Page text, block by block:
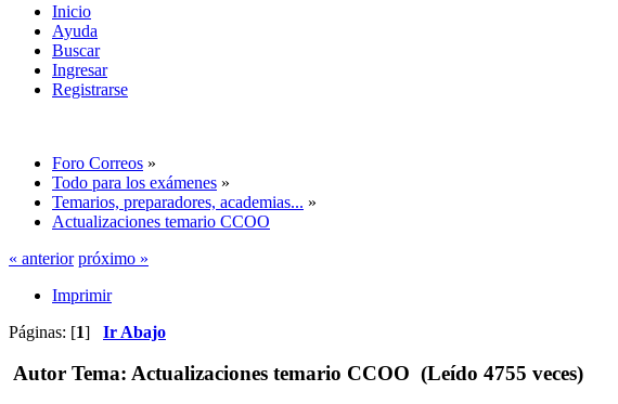
Inicio
Ayuda
Buscar
Ingresar
Registrarse
Foro Correos »
Todo para los exámenes »
Temarios, preparadores, academias... »
Actualizaciones temario CCOO
« anterior próximo »
Imprimir
Páginas: [1] Ir Abajo
Autor Tema: Actualizaciones temario CCOO (Leído 4755 veces)